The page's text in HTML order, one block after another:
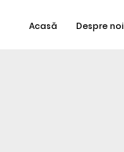
Acasă Despre noi